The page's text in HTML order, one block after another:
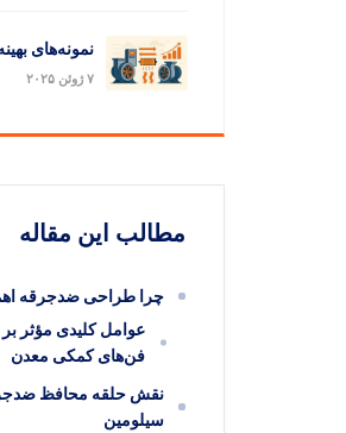
۷ ژوئن ۲۰۲۵
مطالب این مقاله
چرا طراحی ضدجرقه
عوامل کلیدی مؤثر
فن‌های کمکی معدن
نقش حلقه محافظ
سیلومین